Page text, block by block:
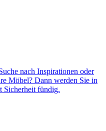
nach Inspirationen oder
Möbel? Dann werden Sie in
Sicherheit fündig.